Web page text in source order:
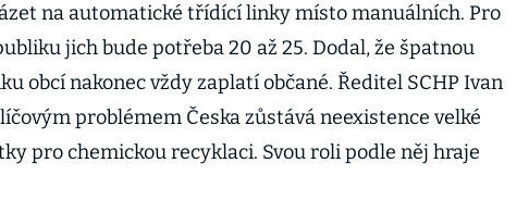
na automatické třídící linky místo manuálních. Pro
jich bude potřeba 20 až 25. Dodal, že špatnou
obcí nakonec vždy zaplatí občané. Ředitel SCHP Ivan
problémem Česka zůstává neexistence velké
pro chemickou recyklaci. Svou roli podle něj hraje